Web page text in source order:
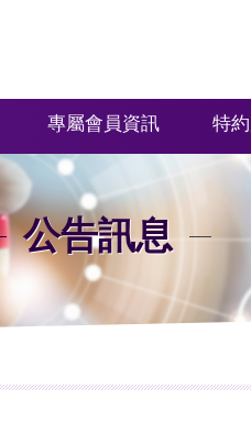
專屬會員資訊 特
公告訊息